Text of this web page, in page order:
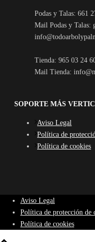
Podas y Talas: 661
Mail Podas y Talas:
Tienda: 965 03 24
Mail Tienda:
SOPORTE MÁS
Aviso Legal
Política de
Política de cookies
Aviso Legal
Política de protección de
Política de cookies